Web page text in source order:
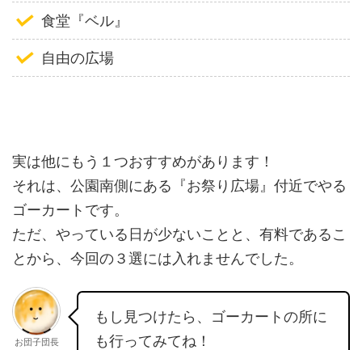
食堂『ベル』
自由の広場
実は他にもう１つおすすめがあります！
それは、公園南側にある『お祭り広場』付近でやる
ゴーカートです。
ただ、やっている日が少ないことと、有料であるこ
とから、今回の３選には入れませんでした。
お団子団長
もし見つけたら、ゴーカートの所に
も行ってみてね！